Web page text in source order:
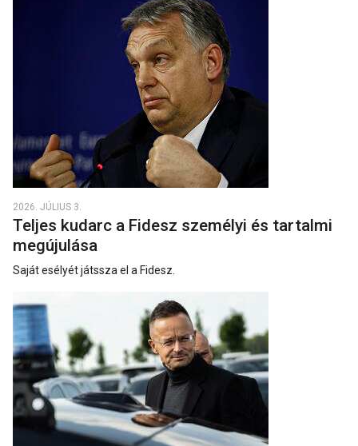
2026. JÚLIUS 3.
Teljes kudarc a Fidesz személyi és tartalmi
megújulása
Saját esélyét játssza el a Fidesz.